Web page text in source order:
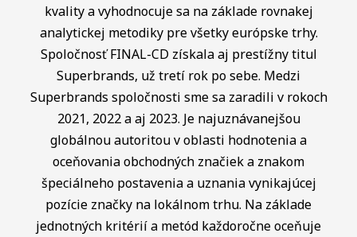
kvality a vyhodnocuje sa na základe rovnakej
analytickej metodiky pre všetky európske trhy.
Spoločnosť FINAL-CD získala aj prestížny titul
Superbrands, už tretí rok po sebe. Medzi
Superbrands spoločnosti sme sa zaradili v rokoch
2021, 2022 a aj 2023. Je najuznávanejšou
globálnou autoritou v oblasti hodnotenia a
oceňovania obchodných značiek a znakom
špeciálneho postavenia a uznania vynikajúcej
pozície značky na lokálnom trhu. Na základe
jednotných kritérií a metód každoročne oceňuje